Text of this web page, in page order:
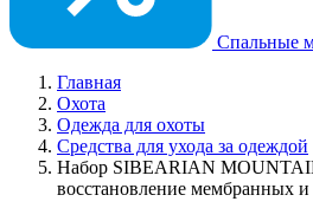
Спальные
Главная
Охота
Одежда для охоты
Средства для ухода за одеждой
Набор SIBEARIAN
восстановление мембранных